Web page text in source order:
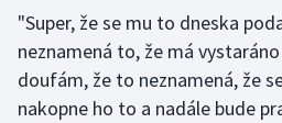
Házená
Jezdectví
"Super, že se mu to dneska
neznamená to, že má
doufám, že to neznamená, že
nakopne ho to a nadále bude